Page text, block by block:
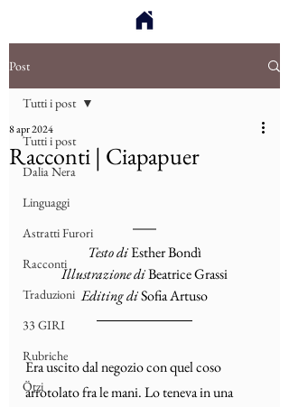
Post
Tutti i post
Dalia Nera
Linguaggi
Astratti Furori
Racconti
Traduzioni
33 GIRI
Rubriche
Ötzi
Tutti i post
Racconti | Ciapapuer
8 apr 2024
Testo di Esther Bondì
Illustrazione diBeatrice Grassi
Editing di Sofia Artuso
Era uscito dal negozio con quel coso
arrotolato fra le mani. Lo teneva in una